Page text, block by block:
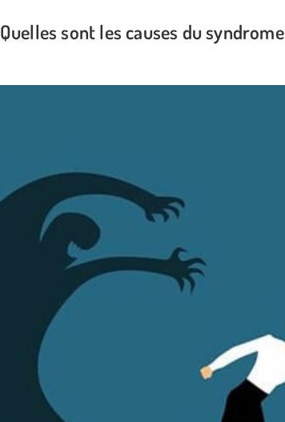
Quelles sont les causes du